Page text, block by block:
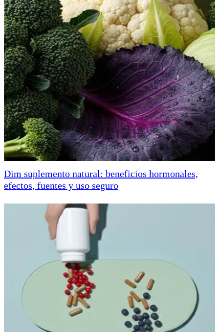
Dim suplemento natural: beneficios hormonales,
efectos, fuentes y uso seguro